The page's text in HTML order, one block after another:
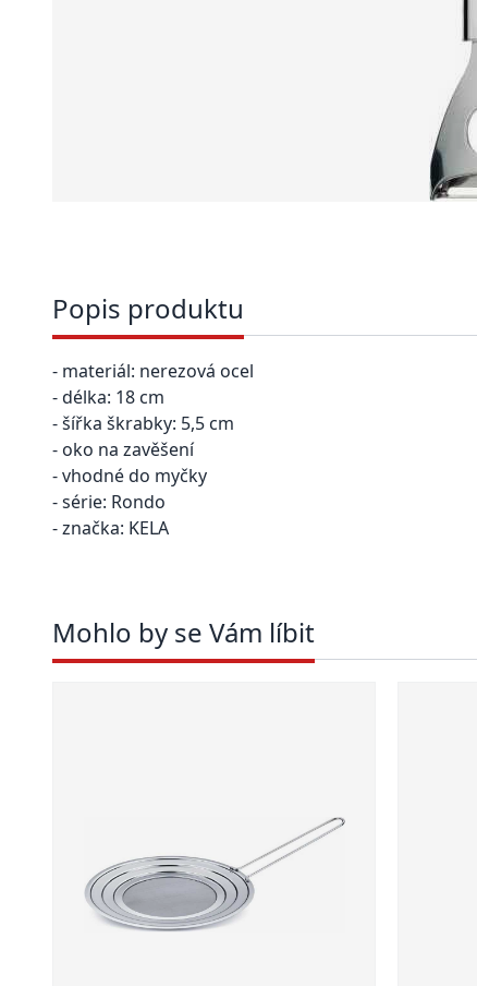
Popis produktu
- materiál: nerezová ocel
- délka: 18 cm
- šířka škrabky: 5,5 cm
- oko na zavěšení
- vhodné do myčky
- série: Rondo
- značka: KELA
Mohlo by se Vám líbit